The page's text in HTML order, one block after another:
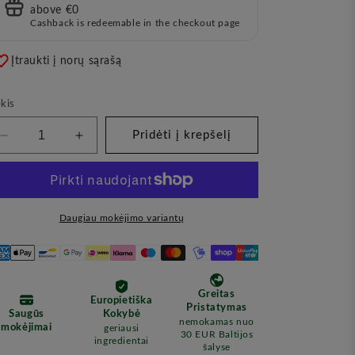
above €0
Cashback is redeemable in the checkout page
Įtraukti į norų sąrašą
Sumažinkite
kiekį
Natūralus
ml
(HOIA)
Padidinkite
kiekį
Natūralus
Bekvapis
200
ml
(HOIA)
Pridėti į krepšelį
Daugiau mokėjimo variantų